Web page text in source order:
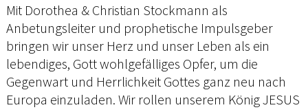
Mit Dorothea & Christian Stockmann als
Anbetungsleiter und prophetische Impulsgeber
bringen wir unser Herz und unser Leben als ein
lebendiges, Gott wohlgefälliges Opfer, um die
Gegenwart und Herrlichkeit Gottes ganz neu nach
Europa einzuladen. Wir rollen unserem König JESUS